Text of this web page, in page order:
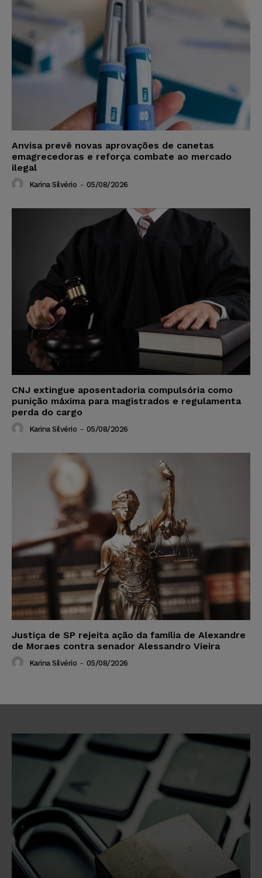
Anvisa prevê novas aprovações de canetas
emagrecedoras e reforça combate ao mercado
ilegal
Karina Silvério - 05/08/2026
CNJ extingue aposentadoria compulsória como
punição máxima para magistrados e regulamenta
perda do cargo
Karina Silvério - 05/08/2026
Justiça de SP rejeita ação da família de Alexandre
de Moraes contra senador Alessandro Vieira
Karina Silvério - 05/08/2026